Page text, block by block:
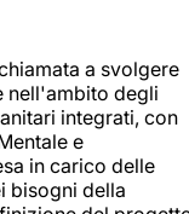
a svolgere
nell'ambito degli
integrati, con
e
in carico delle
bisogni della